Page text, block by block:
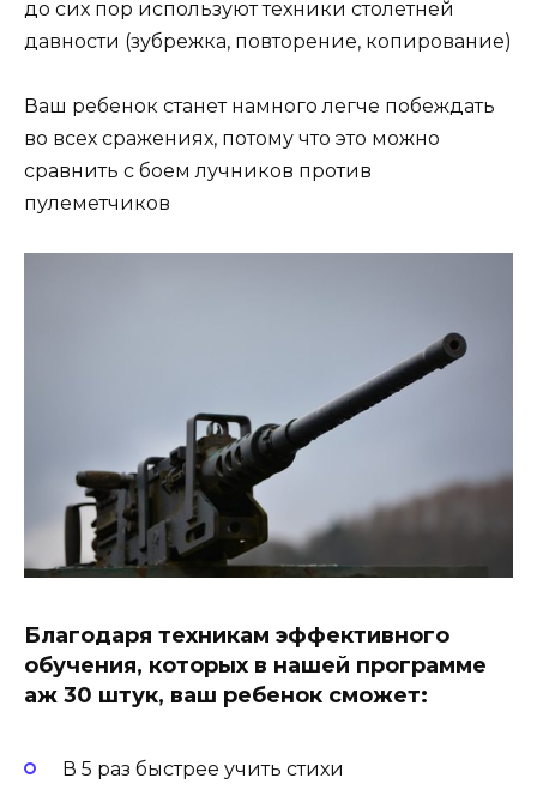
до сих пор используют техники столетней
давности (зубрежка, повторение, копирование)
Ваш ребенок станет намного легче побеждать
во всех сражениях, потому что это можно
сравнить с боем лучников против
пулеметчиков
Благодаря техникам эффективного
обучения, которых в нашей программе
аж 30 штук, ваш ребенок сможет:
В 5 раз быстрее учить стихи